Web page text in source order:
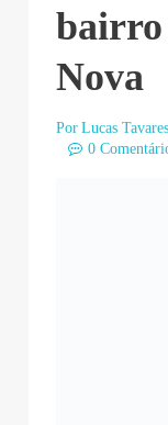
bairro
Nova
Por Lucas Tavares
0